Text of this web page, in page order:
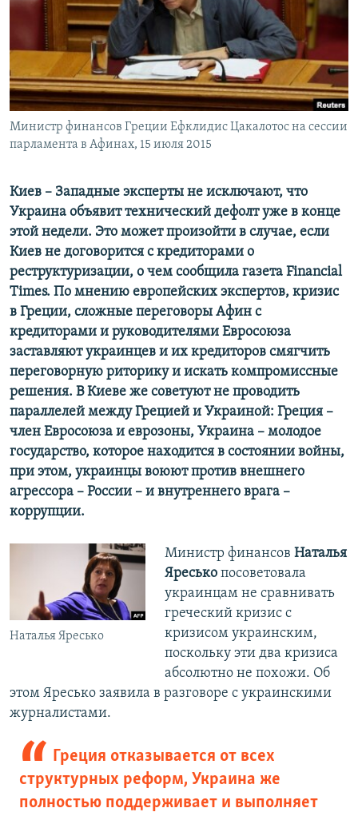
ПОБЕДИТЕЛЕЙ НЕ СУДЯТ?
КРЫМ.НЕПОКОРЕННЫЙ
ELIFBE
УКРАИНСКАЯ ПРОБЛЕМА КРЫМА
ПРИСОЕДИНЯЙТЕСЬ!
Все сайты RFE/RL
Министр финансов Греции Ефклидис Цакалотос на сессии
парламента в Афинах, 15 июля 2015
Киев – Западные эксперты не исключают, что
Украина объявит технический дефолт уже в конце
этой недели. Это может произойти в случае, если
Киев не договорится с кредиторами о
реструктуризации, о чем сообщила газета Financial
Times. По мнению европейских экспертов, кризис
в Греции, сложные переговоры Афин с
кредиторами и руководителями Евросоюза
заставляют украинцев и их кредиторов смягчить
переговорную риторику и искать компромиссные
решения. В Киеве же советуют не проводить
параллелей между Грецией и Украиной: Греция –
член Евросоюза и еврозоны, Украина – молодое
государство, которое находится в состоянии войны,
при этом, украинцы воюют против внешнего
агрессора – России – и внутреннего врага –
коррупции.
Наталья Яресько
Министр финансов Наталья
Яреськопосоветовала
украинцам не сравнивать
греческий кризис с
кризисом украинским,
поскольку эти два кризиса
абсолютно не похожи. Об
этом Яресько заявила в разговоре с украинскими
журналистами.
Греция отказывается от всех
структурных реформ, Украина же
полностью поддерживает и выполняет